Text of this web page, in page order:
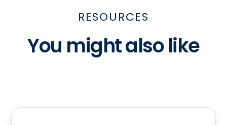
RESOURCES
You might also like